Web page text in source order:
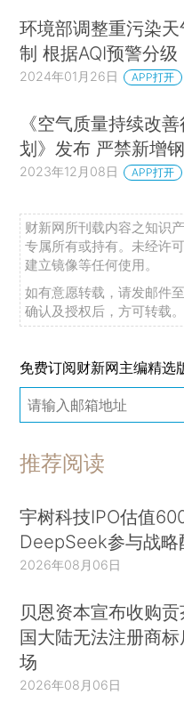
环境部调整重污染
制 根据AQI预警分级
2024年01月26日 APP打开
《空气质量持续改
划》发布 严禁新增
2023年12月08日 APP打开
财新网所刊载内容之知识
专属所有或持有。未经许
建立镜像等任何使用。
如有意愿转载，请发邮件至
确认及授权后，方可转载。
免费订阅财新网主编精选
推荐阅读
宇树科技IPO估值
DeepSeek参与战略
2026年08月06日
贝恩资本宣布收购
国大陆无法注册商
场
2026年08月06日